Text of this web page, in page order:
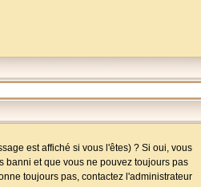
est affiché si vous l'êtes) ? Si oui, vous
banni et que vous ne pouvez toujours pas
toujours pas, contactez l'administrateur